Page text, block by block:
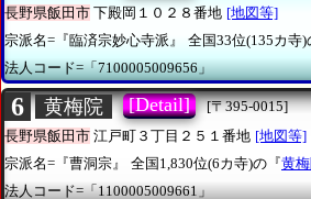
長野県飯田市 下殿岡１０２８番地 [地図等]
宗派名=『臨済宗妙心寺派』
全国33位(135カ寺)
法人コード=「7100005009656」
6 黄梅院 [Detail]
[〒395-0015]
長野県飯田市 江戸町３丁目２５１番地 [地図等]
宗派名=『曹洞宗』
全国1,830位(6カ寺)の『黄
法人コード=「1100005009661」